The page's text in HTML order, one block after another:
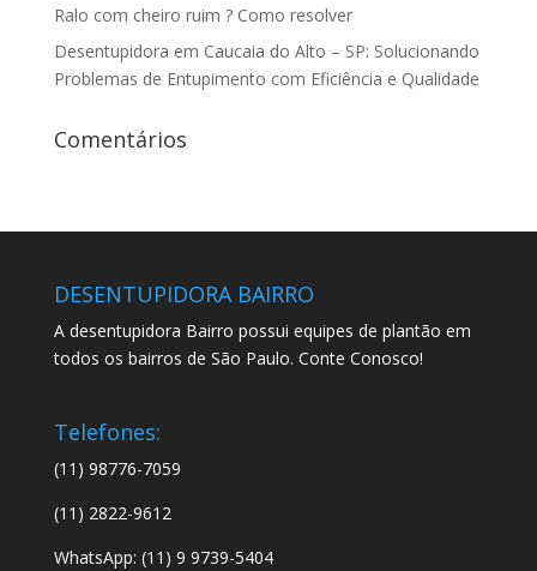
Ralo com cheiro ruim ? Como resolver
Desentupidora em Caucaia do Alto – SP: Solucionando
Problemas de Entupimento com Eficiência e Qualidade
Comentários
DESENTUPIDORA BAIRRO
A desentupidora Bairro possui equipes de plantão em
todos os bairros de São Paulo. Conte Conosco!
Telefones:
(11) 98776-7059
(11) 2822-9612
WhatsApp: (11) 9 9739-5404